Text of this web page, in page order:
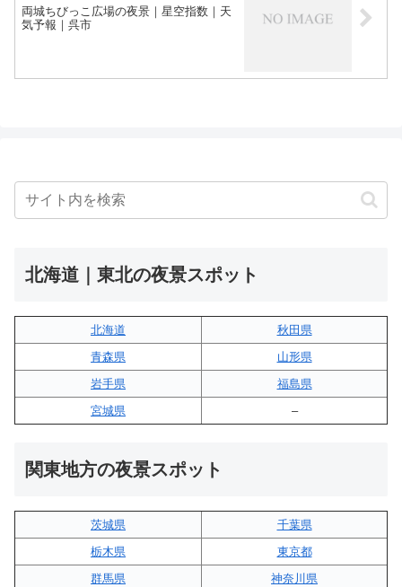
両城ちびっこ広場の夜景｜星空指数｜天
気予報｜呉市
北海道｜東北の夜景スポット
北海道
秋田県
青森県
山形県
岩手県
福島県
宮城県
–
関東地方の夜景スポット
茨城県
千葉県
栃木県
東京都
群馬県
神奈川県